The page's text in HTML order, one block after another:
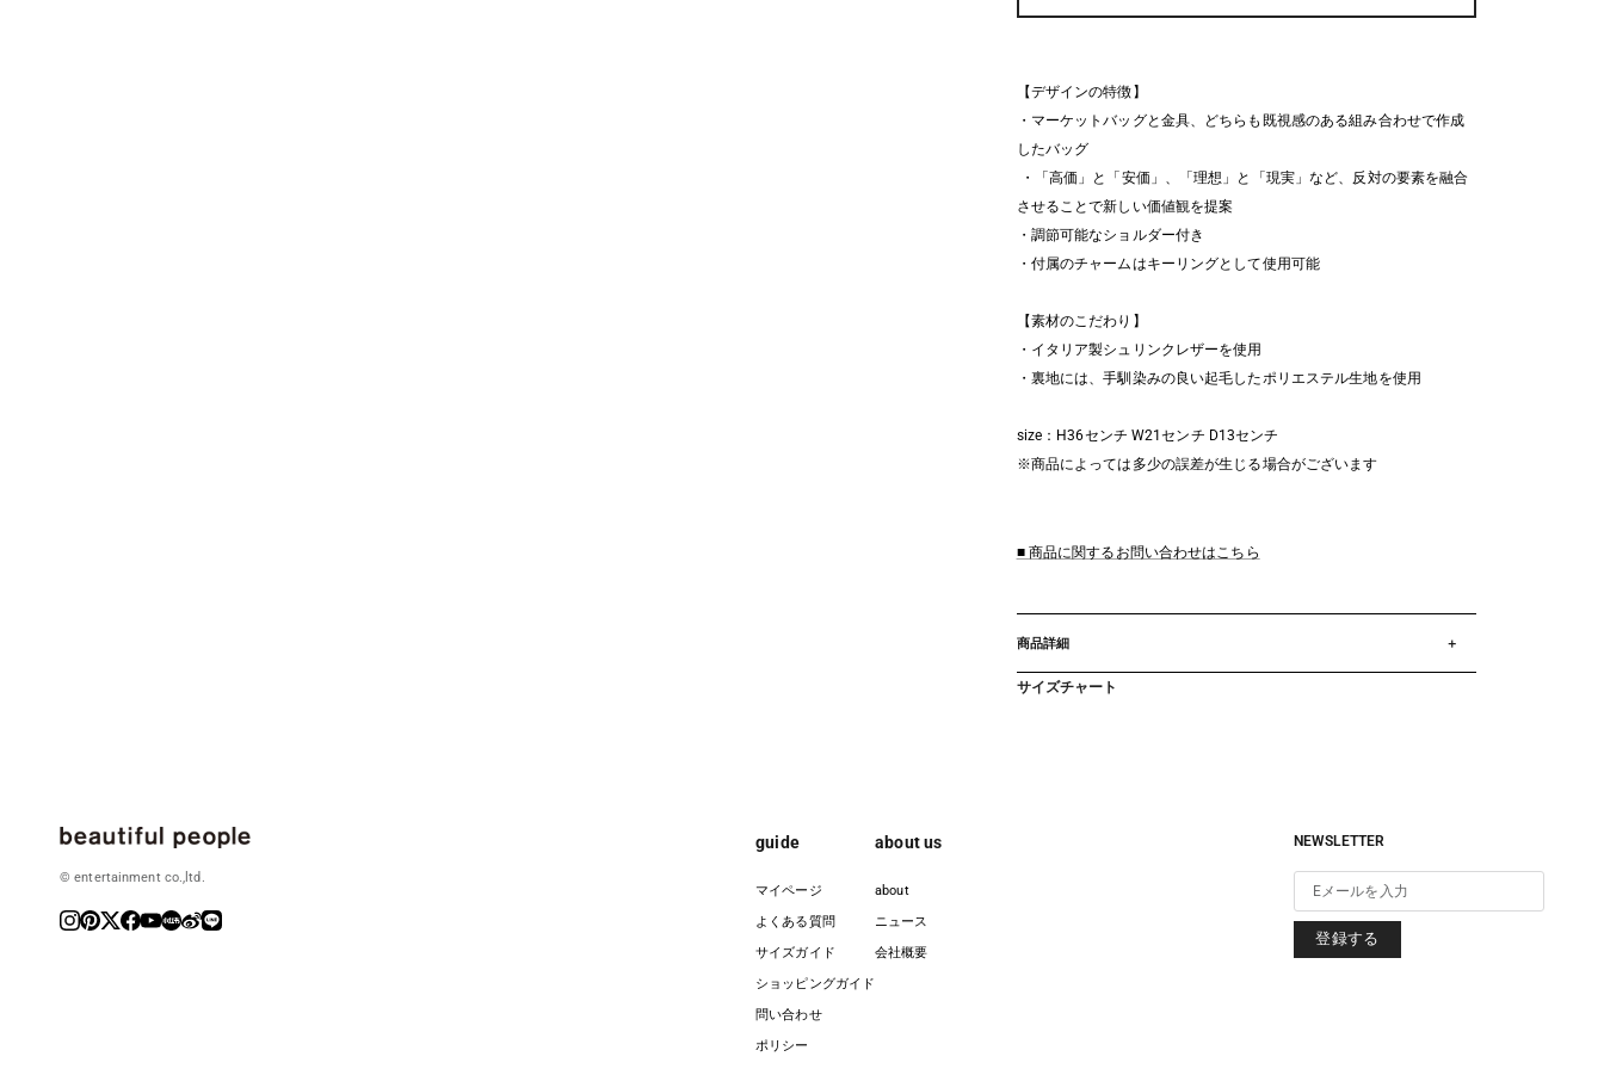
【デザインの特徴】
・マーケットバッグと金具、どちらも既視感のある組み合わせで作成
したバッグ
・「高価」と「安価」、「理想」と「現実」など、反対の要素を融合
させることで新しい価値観を提案
・調節可能なショルダー付き
・付属のチャームはキーリングとして使用可能
【素材のこだわり】
・イタリア製シュリンクレザーを使用
・裏地には、手馴染みの良い起毛したポリエステル生地を使用
size：H36センチ W21センチ D13センチ
※商品によっては多少の誤差が生じる場合がございます
■ 商品に関するお問い合わせはこちら
商品詳細
サイズチャート
© entertainment co.,ltd.
guide
マイページ
よくある質問
サイズガイド
ショッピングガイド
問い合わせ
ポリシー
about us
about
ニュース
会社概要
NEWSLETTER
登録する